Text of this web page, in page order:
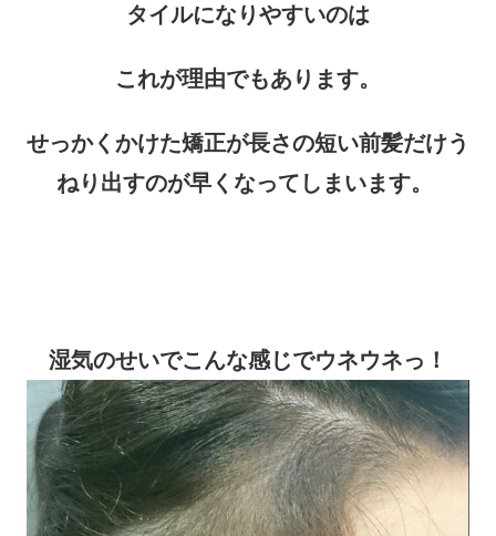
タイルになりやすいのは
これが理由でもあります。
せっかくかけた矯正が長さの短い前髪だけう
ねり出すのが早くなってしまいます。
湿気のせいでこんな感じでウネウネっ！